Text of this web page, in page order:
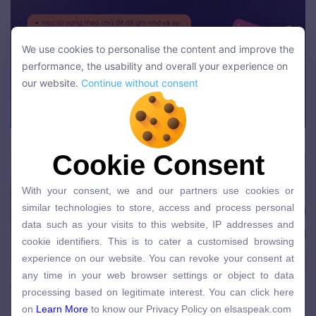
Xem các video về chương trình tiếng Anh
Viết tất cả mọi thứ lên giấy
We use cookies to personalise the content and improve the
performance, the usability and overall your experience on
Continue without consent
Cookie Consent
similar technologies to store, access and process personal
data such as your visits to this website, IP addresses and
cookie identifiers. This is to cater a customised browsing
experience on our website. You can revoke your consent at
any time in your web browser settings or object to data
processing based on legitimate interest. You can click here
on
Learn More to know our Privacy Policy on elsaspeak.com
We use cookies to personalise the content and improve the
performance, the usability and overall your experience on
our website. Continue without consent
Cookie Consent
With your consent, we and our partners use cookies or
similar technologies to store, access and process personal
data such as your visits to this website, IP addresses and
cookie identifiers. This is to cater a customised browsing
experience on our website. You can revoke your consent at
any time in your web browser settings or object to data
processing based on legitimate interest. You can click here
on Learn More to know our Privacy Policy on elsaspeak.com